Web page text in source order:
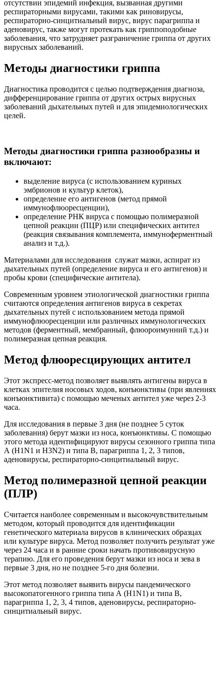
отсутствии эпидемий инфекция, вызванная другими
респираторными вирусами, такими как риновирусы,
респираторно-синцитиальный вирус, вирус парагриппа и
аденовирус, также могут протекать как гриппоподобные
заболевания, что затрудняет разграничение гриппа от других
вирусных заболеваний.
Методы диагностики гриппа
Диагностика проводится с целью подтверждения диагноза,
дифференцирование гриппа от других острых вирусных
заболеваний дыхательных путей и для эпидемиологических
целей.
Методы диагностики гриппа разнообразны и
включают:
выделение вируса (с использованием куриных
эмбрионов и культур клеток),
определение его антигенов (метод прямой
иммунофлюоресценции),
определение РНК вируса с помощью полимеразной
цепной реакции (ПЦР) или специфических антител
(реакция связывания комплемента, иммуноферментный
анализ и т.д.).
Материалами для исследования служат мазки, аспират из
дыхательных путей (определение вируса и его антигенов) и
пробы крови (специфические антитела).
Современным уровнем этиологической диагностики гриппа
считаются определения антигенов вируса в секретах
дыхательных путей с использованием метода прямой
иммунофлюоресценции или различных иммунологических
методов (ферментный, мембранный, флюороимунний т.д.) и
полимеразная цепная реакция.
Метод флюоресцирующих антител
Этот экспресс-метод позволяет выявлять антигены вируса в
клетках эпителия носовых ходов, конъюнктивы (при явлениях
конъюнктивита) с помощью меченых антител уже через 2-3
часа.
Для исследования в первые 3 дня (не позднее 5 суток
заболевания) берут мазки из носа, конъюнктивы. С помощью
этого метода идентифицируют вирусы сезонного гриппа типа
А (H1N1 и H3N2) и типа В, парагриппа 1, 2, 3 типов,
аденовирусы, респираторно-синцитиальный вирус.
Метод полимеразной цепной реакции
(ПЛР)
Считается наиболее современным и высокочувствительным
методом, который проводится для идентификации
генетического материала вирусов в клинических образцах
или культуре вируса. Метод позволяет получить результат уже
через 24 часа и в ранние сроки начать противовирусную
терапию. Для его проведения берут мазки из носа и зева в
первые 3 дня, но не позднее 5-го дня болезни.
Этот метод позволяет выявить вирусы пандемического
высокопатогенного гриппа типа А (H1N1) и типа В,
парагриппа 1, 2, 3, 4 типов, аденовирусы, респираторно-
синцитиальный вирус.